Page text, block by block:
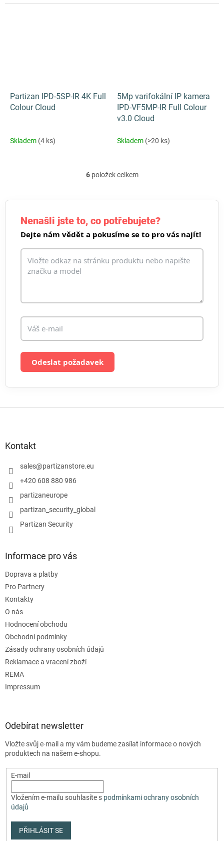
Partizan IPD-5SP-IR 4K Full
Colour Cloud
Skladem (4 ks)
5Mp varifokální IP kamera
IPD-VF5MP-IR Full Colour
v3.0 Cloud
Skladem (>20 ks)
O
l
d
a
c
r
v
s
u
6položek celkem
Nenašli jste to, co potřebujete?
Dejte nám vědět a pokusíme se to pro vás najít!
Odeslat požadavek
Kontakt
sales@partizanstore.eu
+420 608 880 986
partizaneurope
partizan_security_global
Partizan Security
Informace pro vás
Doprava a platby
Pro Partnery
Kontakty
O nás
Hodnocení obchodu
Obchodní podmínky
Zásady ochrany osobních údajů
Reklamace a vracení zboží
REMA
Impressum
Odebírat newsletter
Vložte svůj e-mail a my vám budeme zasílat informace o nových
produktech na našem e-shopu.
E-mail
Vložením e-mailu souhlasíte s podmínkami ochrany osobních
údajů
PŘIHLÁSIT SE